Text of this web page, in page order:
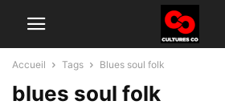
Accueil Tags Blues soul folk
blues soul folk